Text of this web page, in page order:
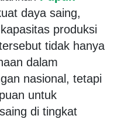
daya saing,
produksi
tidak hanya
dalam
nasional, tetapi
untuk
di tingkat